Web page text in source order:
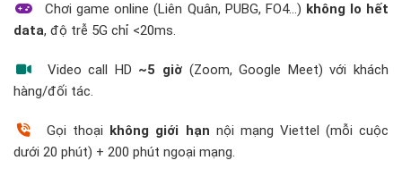
Chơi game online (Liên Quân, PUBG, FO4...) không lo hết
data, độ trễ 5G chỉ <20ms.
Video call HD ~5 giờ (Zoom, Google Meet) với khách
hàng/đối tác.
Gọi thoại không giới hạn nội mạng Viettel (mỗi cuộc
dưới 20 phút) + 200 phút ngoại mạng.